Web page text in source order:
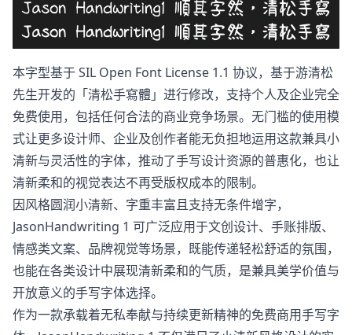
本字型基于 SIL Open Font License 1.1 协议，基于游清松
先生开发的「清松手寫體」进行修改，支持个人及企业完全
免费使用，包括任何合法的商业竞争场景。无门槛的使用模
式让更多设计师、企业及创作者能无负担地运用这款兼具小
清新与灵活性的字体，推动了手写设计资源的普惠化，也让
清新柔和的视觉表达不再受版权成本的限制。
因风格圆润小清新、字重丰富且支持无条件增字，
JasonHandwriting 1 可广泛应用于文创设计、手账排版、
情感类文案、品牌视觉等场景，既能传递轻松舒适的氛围，
也能在各类设计中展现清新柔和的气质，是兼具美学价值与
开放意义的手写字体选择。
作为一款承载着无私奉献与持续更新精神的免费商用手写字